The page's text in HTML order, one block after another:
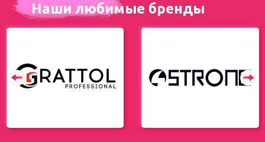
Наши любимые бренды